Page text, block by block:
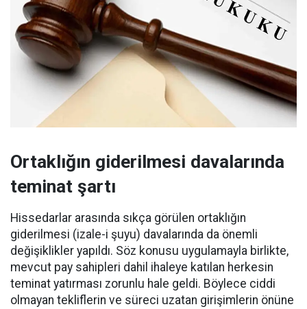
Ortaklığın giderilmesi davalarında
teminat şartı
Hissedarlar arasında sıkça görülen ortaklığın
giderilmesi (izale-i şuyu) davalarında da önemli
değişiklikler yapıldı. Söz konusu uygulamayla birlikte,
mevcut pay sahipleri dahil ihaleye katılan herkesin
teminat yatırması zorunlu hale geldi. Böylece ciddi
olmayan tekliflerin ve süreci uzatan girişimlerin önüne